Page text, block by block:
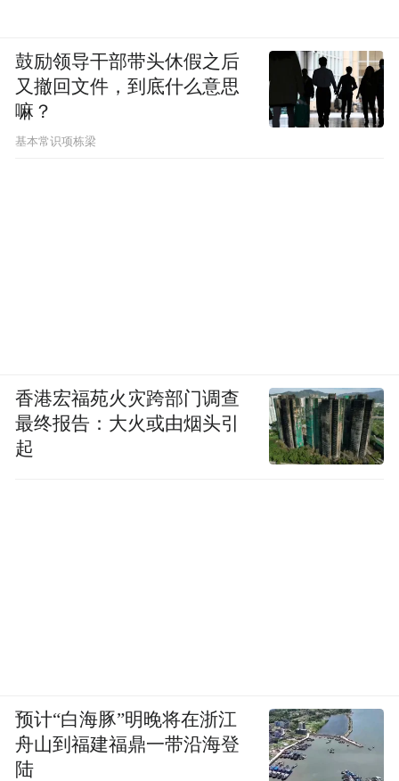
鼓励领导干部带头休假之后
又撤回文件，到底什么意思
嘛？
基本常识项栋梁
香港宏福苑火灾跨部门调查
最终报告：大火或由烟头引
起
预计“白海豚”明晚将在浙江
舟山到福建福鼎一带沿海登
陆